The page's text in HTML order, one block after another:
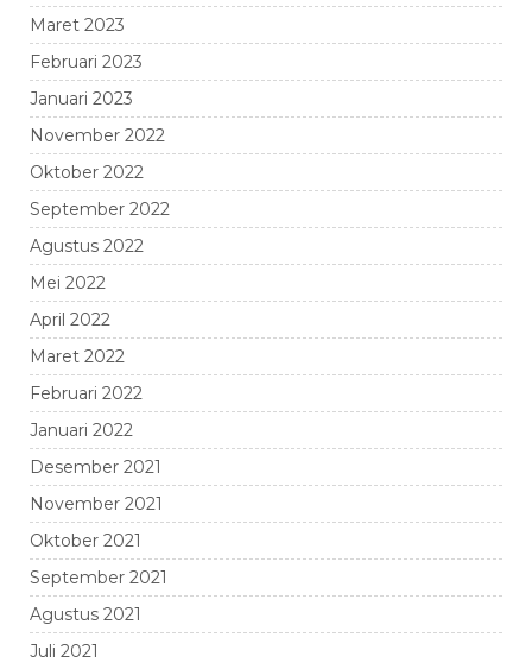
Maret 2023
Februari 2023
Januari 2023
November 2022
Oktober 2022
September 2022
Agustus 2022
Mei 2022
April 2022
Maret 2022
Februari 2022
Januari 2022
Desember 2021
November 2021
Oktober 2021
September 2021
Agustus 2021
Juli 2021